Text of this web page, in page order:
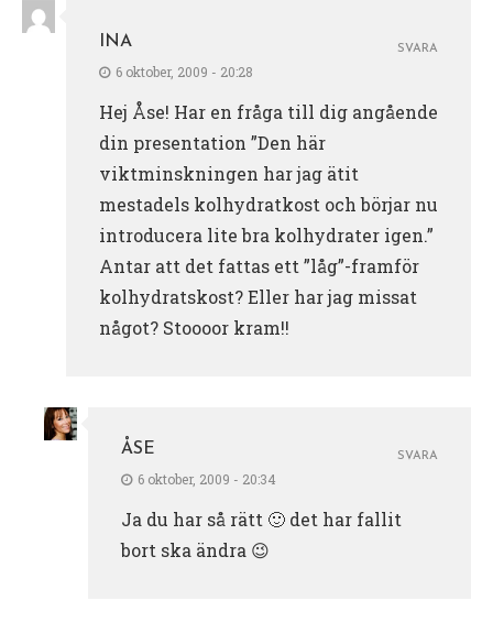
INA
6 oktober, 2009 - 20:28
Hej Åse! Har en fråga till dig angående
din presentation ”Den här
viktminskningen har jag ätit
mestadels kolhydratkost och börjar nu
introducera lite bra kolhydrater igen.”
Antar att det fattas ett ”låg”-framför
kolhydratskost? Eller har jag missat
något? Stoooor kram!!
SVARA
ÅSE
6 oktober, 2009 - 20:34
Ja du har så rätt 🙂 det har fallit
bort ska ändra 😉
SVARA